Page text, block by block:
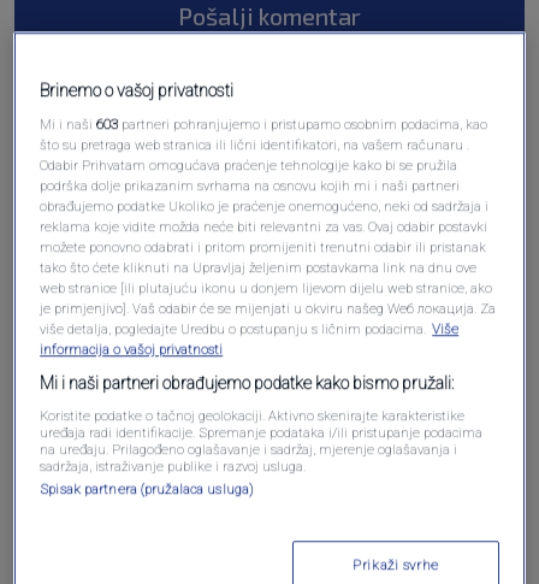
Pošalji komentar
Oglas
Brinemo o vašoj privatnosti
Mi i naši603 partneri pohranjujemo i pristupamo osobnim podacima, kao
što su pretraga web stranica ili lični identifikatori, na vašem računaru .
Odabir Prihvatam omogućava praćenje tehnologije kako bi se pružila
podrška dolje prikazanim svrhama na osnovu kojih mi i naši partneri
obrađujemo podatke Ukoliko je praćenje onemogućeno, neki od sadržaja i
reklama koje vidite možda neće biti relevantni za vas. Ovaj odabir postavki
možete ponovno odabrati i pritom promijeniti trenutni odabir ili pristanak
tako što ćete kliknuti na Upravljaj željenim postavkama link na dnu ove
web stranice [ili plutajuću ikonu u donjem lijevom dijelu web stranice, ako
je primjenjivo]. Vaš odabir će se mijenjati u okviru našeg Wеб локација. Za
više detalja, pogledajte Uredbu o postupanju s ličnim podacima. Više
informacija o vašoj privatnosti
Mi i naši partneri obrađujemo podatke kako bismo pružali:
Koristite podatke o tačnoj geolokaciji. Aktivno skenirajte karakteristike
uređaja radi identifikacije. Spremanje podataka i/ili pristupanje podacima
na uređaju. Prilagođeno oglašavanje i sadržaj, mjerenje oglašavanja i
sadržaja, istraživanje publike i razvoj usluga.
Spisak partnera (pružalaca usluga)
Prikaži svrhe